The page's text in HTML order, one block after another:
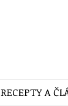
RECEPTY A